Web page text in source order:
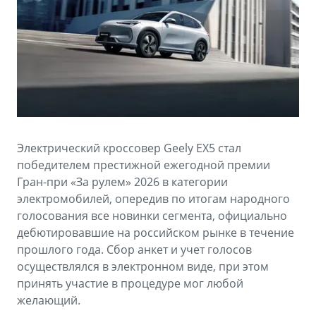
PREFACE
от 3 079 990 ₽*
Аксессуары
ФИНАНСЫ И УСЛУГИ
GEELY Лизинг
Советы по эксплуатации
Спецпредложения
Сервисная книжка
Вопросы и ответы
Электрический кроссовер Geely EX5 стал
победителем престижной ежегодной премии
Гран-при «За рулем» 2026 в категории
электромобилей, опередив по итогам народного
голосования все новинки сегмента, официально
дебютировавшие на российском рынке в течение
прошлого года. Сбор анкет и учет голосов
осуществлялся в электронном виде, при этом
принять участие в процедуре мог любой
желающий.